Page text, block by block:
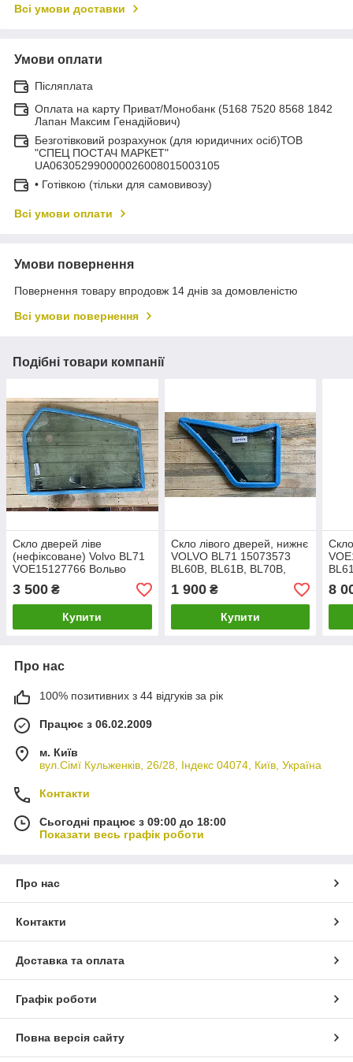
Всі умови доставки
Умови оплати
Післяплата
Оплата на карту Приват/Монобанк (5168 7520 8568 1842
Лапан Максим Генадійович)
Безготівковий розрахунок (для юридичних осіб)ТОВ
"СПЕЦ ПОСТАЧ МАРКЕТ"
UA063052990000026008015003105
• Готівкою (тільки для самовивозу)
Всі умови оплати
Умови повернення
Повернення товару впродовж 14 днів за домовленістю
Всі умови повернення
Подібні товари компанії
Скло дверей ліве
(нефіксоване) Volvo BL71
VOE15127766 Вольво
3 500 ₴
Купити
Скло лівого дверей, нижнє
VOLVO BL71 15073573
BL60B, BL61B, BL70B,
BL71B
1 900₴
Купити
8
Про нас
100% позитивних з 44 відгуків за рік
Працює з 06.02.2009
м. Київ
вул.Сімї Кульженків, 26/28, Індекс 04074, Київ, Україна
Контакти
Сьогодні працює з 09:00 до 18:00
Показати весь графік роботи
Про нас
Контакти
Доставка та оплата
Графік роботи
Повна версія сайту